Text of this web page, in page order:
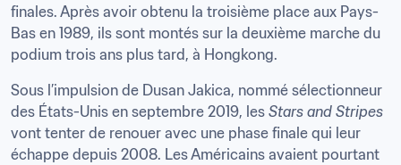
finales. Après avoir obtenu la troisième place aux Pays-
Bas en 1989, ils sont montés sur la deuxième marche du
podium trois ans plus tard, à Hongkong.
Sous l’impulsion de Dusan Jakica, nommé sélectionneur
des États-Unis en septembre 2019, les Stars and Stripes
vont tenter de renouer avec une phase finale qui leur
échappe depuis 2008. Les Américains avaient pourtant